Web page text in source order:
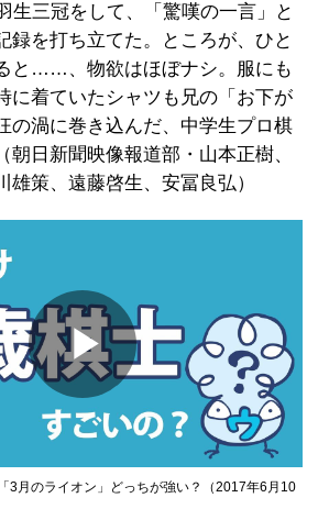
生三冠をして、「驚嘆の一言」と
録を打ち立てた。ところが、ひと
と……、物欲はほぼナシ。服にも
に着ていたシャツも兄の「お下が
の渦に巻き込んだ、中学生プロ棋
朝日新聞映像報道部・山本正樹、
雄策、遠藤啓生、安冨良弘）
Play
Video
3月のライオン」どっちが強い？（2017年6月10